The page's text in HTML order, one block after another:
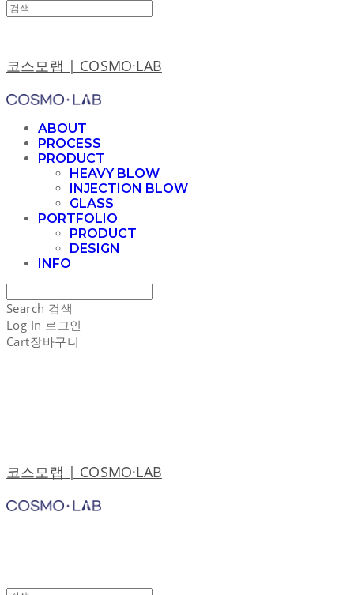
코스모랩 | COSMO·LAB
ABOUT
PROCESS
PRODUCT
HEAVY BLOW
INJECTION BLOW
GLASS
PORTFOLIO
PRODUCT
DESIGN
INFO
Search 검색
Log In 로그인
Cart장바구니
코스모랩 | COSMO·LAB